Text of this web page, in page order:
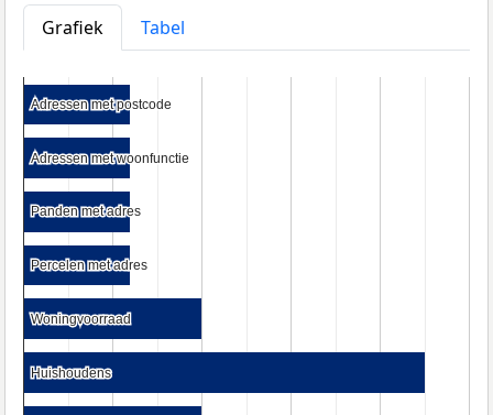
Grafiek
Tabel
Adressen met postcode
Adressen met postcode
Adressen met woonfunctie
Adressen met woonfunctie
Panden met adres
Panden met adres
Percelen met adres
Percelen met adres
Woningvoorraad
Woningvoorraad
Huishoudens
Huishoudens